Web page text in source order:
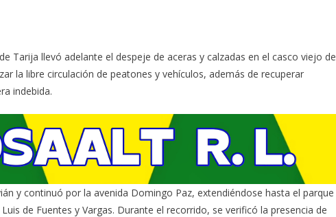
Tarija llevó adelante el despeje de aceras y calzadas en el casco viejo de
la libre circulación de peatones y vehículos, además de recuperar
indebida.
y continuó por la avenida Domingo Paz, extendiéndose hasta el parque
de Fuentes y Vargas. Durante el recorrido, se verificó la presencia de